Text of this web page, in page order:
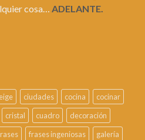
cosa…
ADELANTE.
ciudades cocina
cocinar
cristal cuadro
decoración
frases ingeniosas
galería